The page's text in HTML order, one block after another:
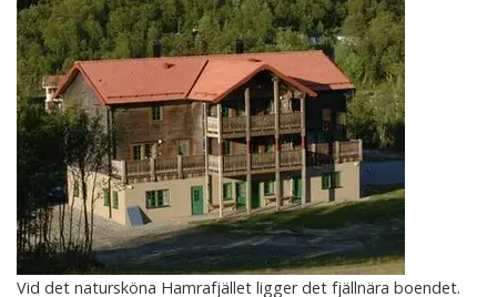
Vid det natursköna Hamrafjället ligger det fjällnära boendet.